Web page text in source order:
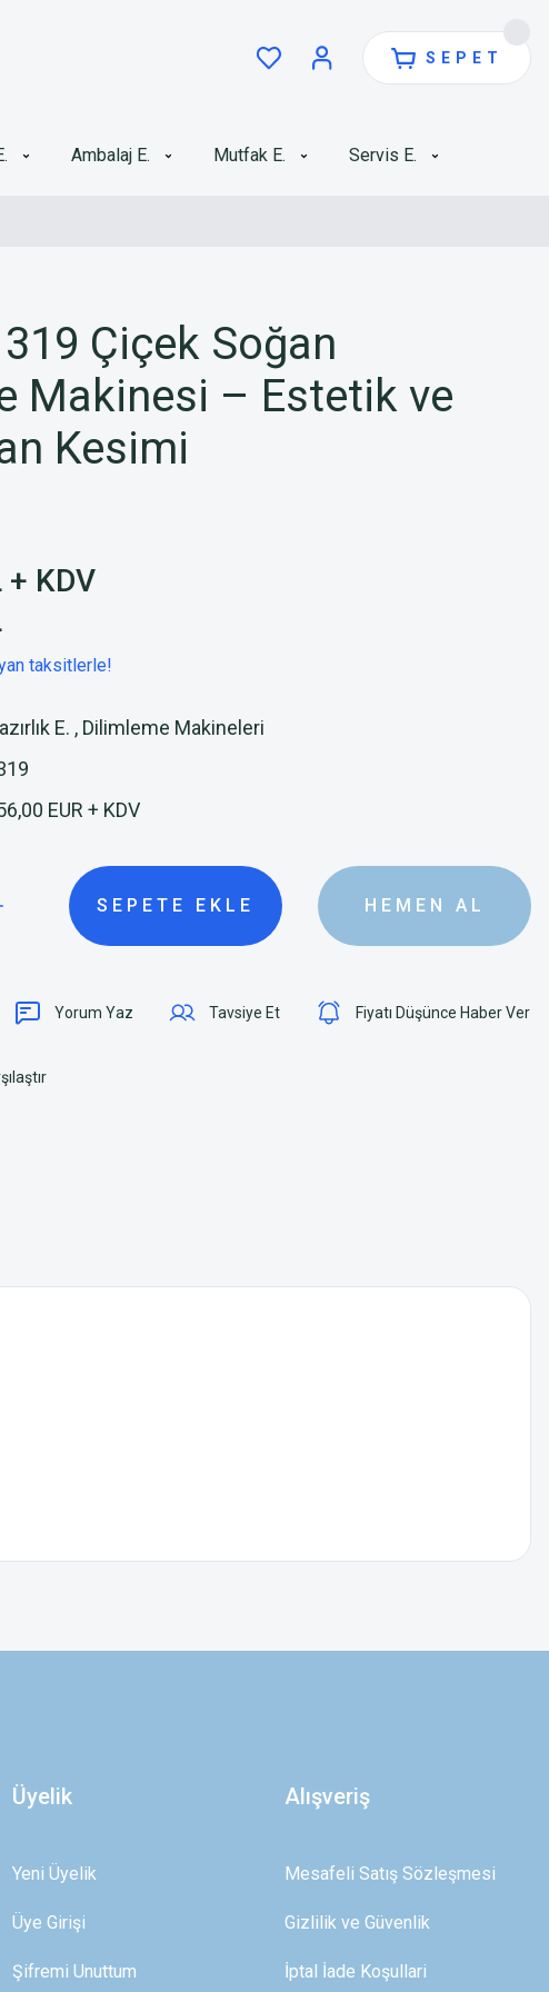
SEPET
Ambalaj E. Mutfak E. Servis E.
Çiçek Soğan
Makinesi – Estetik ve
Kesimi
KDV
taksitlerle!
E. , Dilimleme Makineleri
EUR + KDV
SEPETE EKLE HEMEN AL
Yorum Yaz Tavsiye Et Fiyatı Düşünce Haber Ver
Üyelik
Yeni Üyelik
Üye Girişi
Şifremi Unuttum
Alışveriş
Mesafeli Satış Sözleşmesi
Gizlilik ve Güvenlik
İptal İade Koşullari